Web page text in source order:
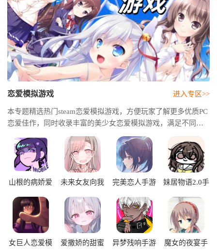
恋爱模拟游戏
本专题精选热门steam恋爱模拟游戏，方便玩家了解更多优质PC
恋爱佳作，同时收录丰富的美少女恋爱模拟游戏，满足不同玩
家的养成与互动需求。恋爱模拟游戏推荐内容无论你喜欢甜蜜
恋爱、剧情探索还是角色养成，都能在这里找到适合自己的精
品游戏。
进入专区>>
山根的病娇爱
未来女友向我
游
完美恋人手游
妹居物语2.0手
女巨人恋爱模
爱撒娇的甜蜜
异梦残响手游
魔女的夜宴手